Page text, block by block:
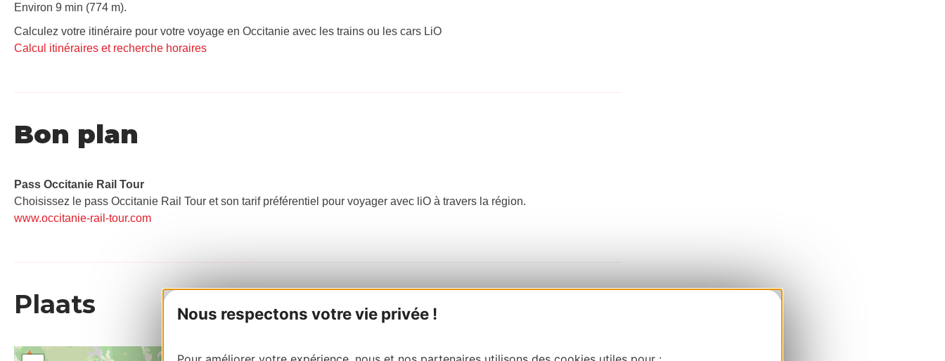
Nous respectons votre vie privée !
Environ 9 min (774 m).
Calculez votre itinéraire pour votre voyage en Occitanie avec les trains ou les cars LiO
Calcul itinéraires et recherche horaires
Bon plan
Pass Occitanie Rail Tour​
Choisissez le pass Occitanie Rail Tour et son tarif préférentiel pour voyager avec liO à travers la région.
www.occitanie-rail-tour.com
Plaats